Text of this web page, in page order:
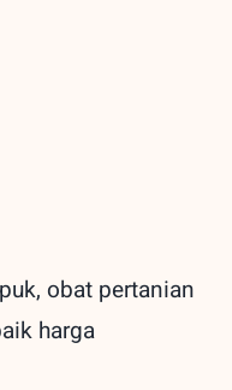
obat pertanian
harga